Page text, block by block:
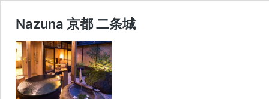
Nazuna 京都 二条城